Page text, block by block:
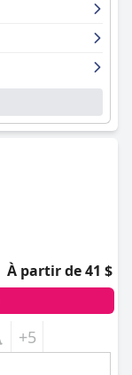
À partir de 41 $
+5